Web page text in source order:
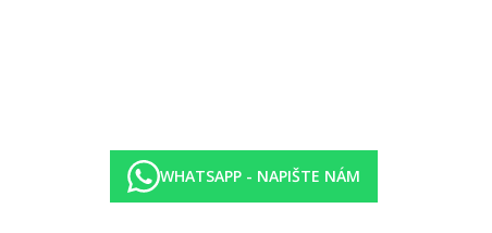
hotelem a mohou se změnit.
WHATSAPP - NAPIŠTE NÁM